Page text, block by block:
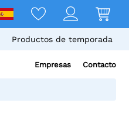
Productos de temporada
Empresas Contacto